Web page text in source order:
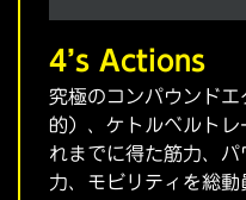
4’s Actions
究極のコンパウンド
的）、ケトルベルトレ
れまでに得た筋力、パ
力、モビリティを総